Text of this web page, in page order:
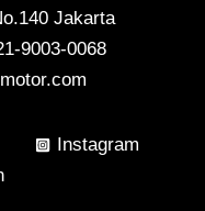
Jakarta
9003-0068
Instagram